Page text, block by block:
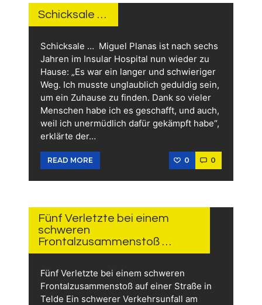
Schicksale …
Schicksale … Miguel Planas ist nach sechs
Jahren im Insular Hospital nun wieder zu
Hause: „Es war ein langer und schwieriger
Weg. Ich musste unglaublich geduldig sein,
um ein Zuhause zu finden. Dank so vieler
Menschen habe ich es geschafft, und auch,
weil ich unermüdlich dafür gekämpft habe“,
erklärte der…
READ MORE 0 0
2026
Fünf Verletzte bei einem
schweren
Frontalzusammenstoß …
Fünf Verletzte bei einem schweren
Frontalzusammenstoß auf einer Straße in
Telde Ein schwerer Verkehrsunfall am